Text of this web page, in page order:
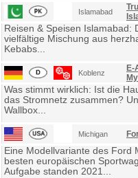
Islamabad
Reisen & Speisen Islamabad:
vielfältige Mischung aus
Kebabs...
Koblenz
E-
Was stimmt wirklich: Ist die
das Stromnetz zusammen?
Wallbox...
Michigan
Eine Modellvariante des Ford
besten europäischen
Aufgabe standen 2021...